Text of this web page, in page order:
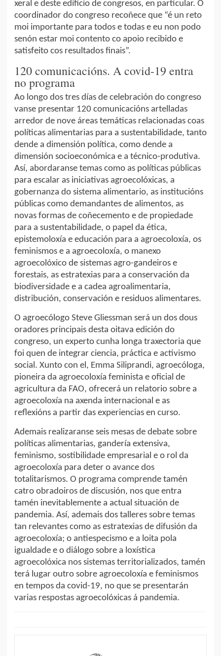
xeral e deste edificio de congresos, en particular. O
coordinador do congreso recoñece que “é un reto
moi importante para todos e todas e eu non podo
senón estar moi contento co apoio recibido e
satisfeito cos resultados finais”.
120 comunicacións. A covid-19 entra
no programa
Ao longo dos tres días de celebración do congreso
vanse presentar 120 comunicacións artelladas
arredor de nove áreas temáticas relacionadas coas
políticas alimentarias para a sustentabilidade, tanto
dende a dimensión política, como dende a
dimensión socioeconómica e a técnico-produtiva.
Así, abordaranse temas como as políticas públicas
para escalar as iniciativas agroecolóxicas, a
gobernanza do sistema alimentario, as institucións
públicas como demandantes de alimentos, as
novas formas de coñecemento e de propiedade
para a sustentabilidade, o papel da ética,
epistemoloxía e educación para a agroecoloxía, os
feminismos e a agroecoloxía, o manexo
agroecolóxico de sistemas agro-gandeiros e
forestais, as estratexias para a conservación da
biodiversidade e a cadea agroalimentaria,
distribución, conservación e residuos alimentares.
O agroecólogo Steve Gliessman será un dos dous
oradores principais desta oitava edición do
congreso, un experto cunha longa traxectoria que
foi quen de integrar ciencia, práctica e activismo
social. Xunto con el, Emma Siliprandi, agroecóloga,
pioneira da agroecoloxía feminista e oficial de
agricultura da FAO, ofrecerá un relatorio sobre a
agroecoloxía na axenda internacional e as
reflexións a partir das experiencias en curso.
Ademais realizaranse seis mesas de debate sobre
políticas alimentarias, gandería extensiva,
feminismo, sostibilidade empresarial e o rol da
agroecoloxía para deter o avance dos
totalitarismos. O programa comprende tamén
catro obradoiros de discusión, nos que entra
tamén inevitablemente a actual situación de
pandemia. Así, ademais dos talleres sobre temas
tan relevantes como as estratexias de difusión da
agroecoloxía; o antiespecismo e a loita pola
igualdade e o diálogo sobre a loxística
agroecolóxica nos sistemas territorializados, tamén
terá lugar outro sobre agroecoloxía e feminismos
en tempos da covid-19, no que se presentarán
varias respostas agroecolóxicas á pandemia.